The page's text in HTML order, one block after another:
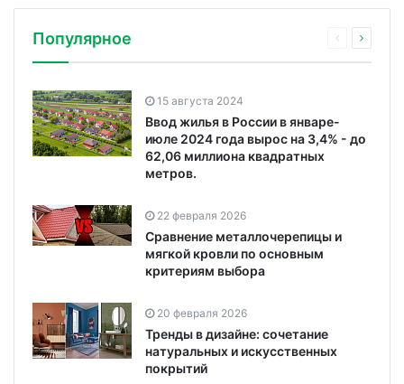
Популярное
15 августа 2024
Ввод жилья в России в январе-
июле 2024 года вырос на 3,4% - до
62,06 миллиона квадратных
метров.
22 февраля 2026
Сравнение металлочерепицы и
мягкой кровли по основным
критериям выбора
20 февраля 2026
Тренды в дизайне: сочетание
натуральных и искусственных
покрытий